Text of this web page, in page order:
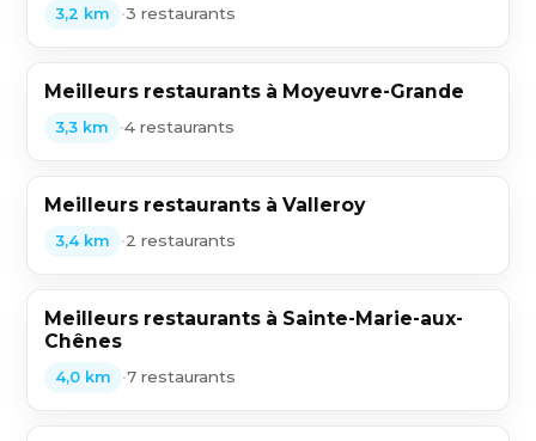
3,2 km •3 restaurants
Meilleurs restaurants à Moyeuvre-Grande
3,3 km •4 restaurants
Meilleurs restaurants à Valleroy
3,4 km •2 restaurants
Meilleurs restaurants à Sainte-Marie-aux-
Chênes
4,0 km •7 restaurants